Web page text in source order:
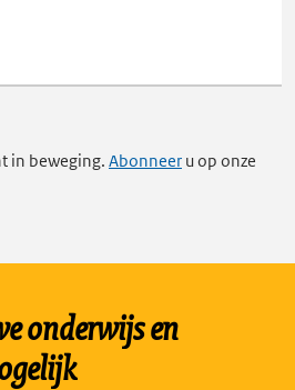
in beweging. Abonneer u op onze
onderwijs en